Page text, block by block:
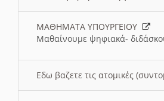
ΜΑΘΗΜΑΤΑ ΥΠΟΥΡΓΕΙΟΥ
Μαθαίνουμε ψηφιακά-
Εδω βαζετε τις ατομικές